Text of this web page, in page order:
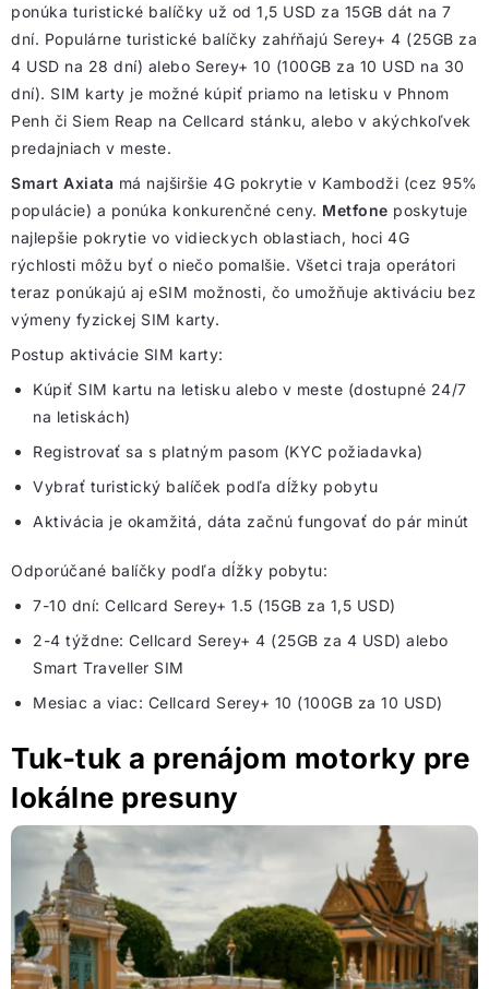
ponúka turistické balíčky už od 1,5 USD za 15GB dát na 7
dní. Populárne turistické balíčky zahŕňajú Serey+ 4 (25GB za
4 USD na 28 dní) alebo Serey+ 10 (100GB za 10 USD na 30
dní). SIM karty je možné kúpiť priamo na letisku v Phnom
Penh či Siem Reap na Cellcard stánku, alebo v akýchkoľvek
predajniach v meste.
Smart Axiata má najširšie 4G pokrytie v Kambodži (cez 95%
populácie) a ponúka konkurenčné ceny. Metfone poskytuje
najlepšie pokrytie vo vidieckych oblastiach, hoci 4G
rýchlosti môžu byť o niečo pomalšie. Všetci traja operátori
teraz ponúkajú aj eSIM možnosti, čo umožňuje aktiváciu bez
výmeny fyzickej SIM karty.
Postup aktivácie SIM karty:
Kúpiť SIM kartu na letisku alebo v meste (dostupné 24/7
na letiskách)
Registrovať sa s platným pasom (KYC požiadavka)
Vybrať turistický balíček podľa dĺžky pobytu
Aktivácia je okamžitá, dáta začnú fungovať do pár minút
Odporúčané balíčky podľa dĺžky pobytu:
7-10 dní: Cellcard Serey+ 1.5 (15GB za 1,5 USD)
2-4 týždne: Cellcard Serey+ 4 (25GB za 4 USD) alebo
Smart Traveller SIM
Mesiac a viac: Cellcard Serey+ 10 (100GB za 10 USD)
Tuk-tuk a prenájom motorky pre
lokálne presuny